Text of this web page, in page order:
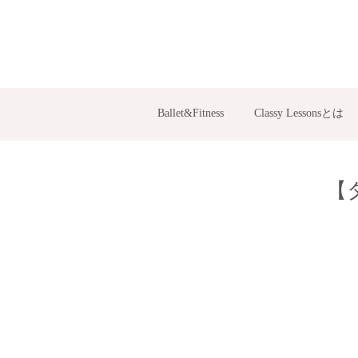
Ballet&Fitness Classy Lessonsとは